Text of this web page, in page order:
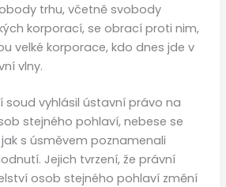
trhu, včetně svobody
korporací, se obrací proti nim,
velké korporace, kdo dnes jde v
vlny.
soud vyhlásil ústavní právo na
stejného pohlaví, nebese se
s úsměvem poznamenali
Jejich tvrzení, že právní
osob stejného pohlaví změní